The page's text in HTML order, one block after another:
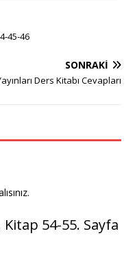
45-46
SONRAKI
Ders Kitabı Cevapları
.
Kitap 54-55. Sayfa